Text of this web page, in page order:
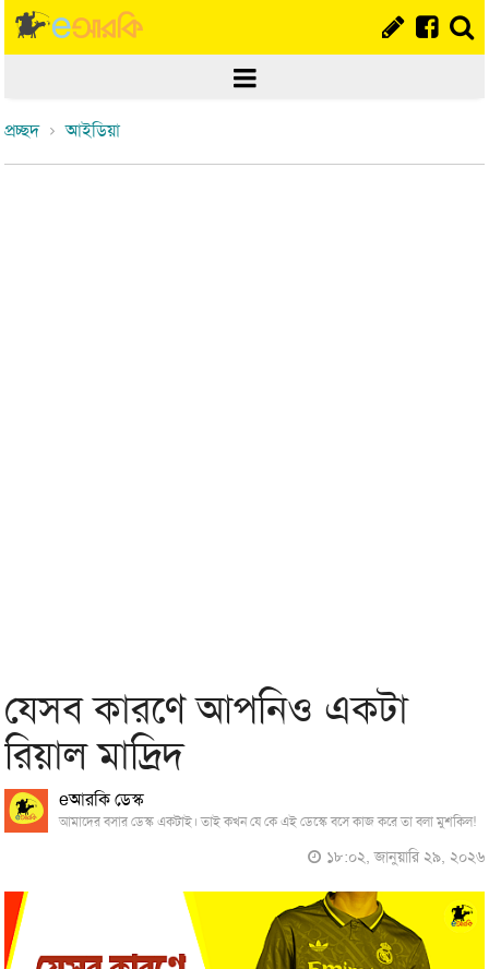
প্রচ্ছদ আইডিয়া
যেসব কারণে আপনিও একটা
রিয়াল মাদ্রিদ
eআরকি ডেস্ক
আমাদের বসার ডেস্ক একটাই। তাই কখন যে কে এই ডেস্কে বসে কাজ করে তা বলা মুশকিল!
১৮:০২, জানুয়ারি ২৯, ২০২৬